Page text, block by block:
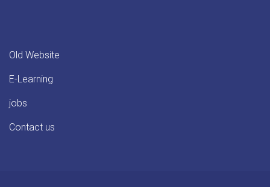
Old Website
E-Learning
jobs
Contact us